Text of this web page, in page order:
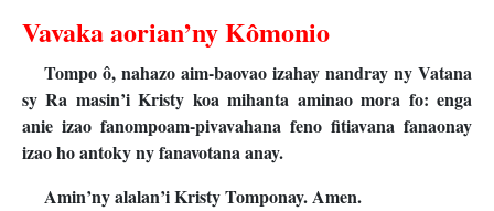
Vavaka aorian’ny Kômonio
Tompo ô, nahazo aim-baovao izahay nandray ny Vatana
sy Ra masin’i Kristy koa mihanta aminao mora fo: enga
anie izao fanompoam-pivavahana feno fitiavana fanaonay
izao ho antoky ny fanavotana anay.
Amin’ny alalan’i Kristy Tomponay. Amen.